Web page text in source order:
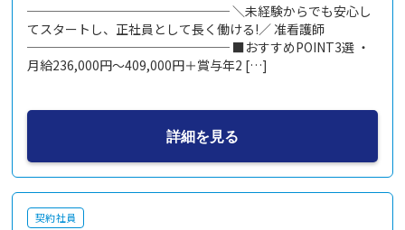
──────────────── ＼未経験からでも安心し
てスタートし、正社員として長く働ける!／ 准看護師
──────────────── ■おすすめPOINT3選 ・
月給236,000円～409,000円＋賞与年2 […]
詳細を見る
契約社員